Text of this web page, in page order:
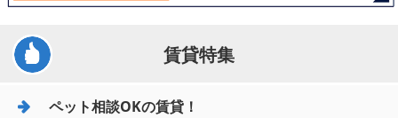
賃貸特集
ペット相談OKの賃貸！